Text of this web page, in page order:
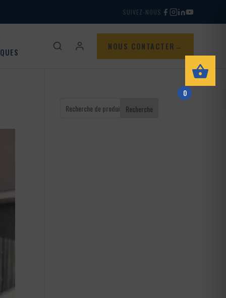
SUIVEZ-NOUS
NOUS CONTACTER
Recherche
0